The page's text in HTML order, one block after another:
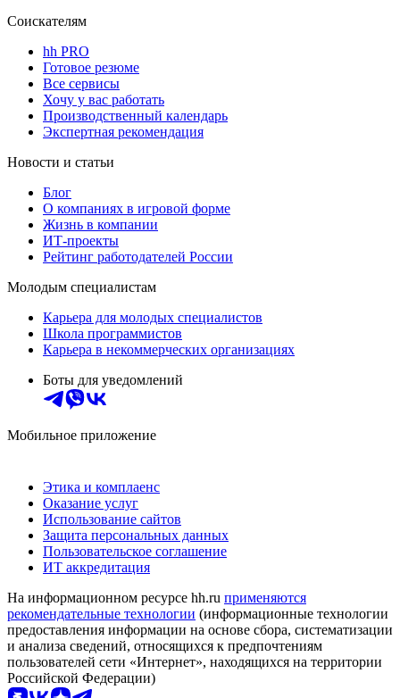
Соискателям
hh PRO
Готовое резюме
Все сервисы
Хочу у вас работать
Производственный календарь
Экспертная рекомендация
Новости и статьи
Блог
О компаниях в игровой форме
Жизнь в компании
ИТ-проекты
Рейтинг работодателей России
Молодым специалистам
Карьера для молодых специалистов
Школа программистов
Карьера в некоммерческих организациях
Боты для уведомлений
Мобильное приложение
Этика и комплаенс
Оказание услуг
Использование сайтов
Защита персональных данных
Пользовательское соглашение
ИТ аккредитация
На информационном ресурсе hh.ru применяются
рекомендательные технологии (информационные технологии
предоставления информации на основе сбора, систематизации
и анализа сведений, относящихся к предпочтениям
пользователей сети «Интернет», находящихся на территории
Российской Федерации)